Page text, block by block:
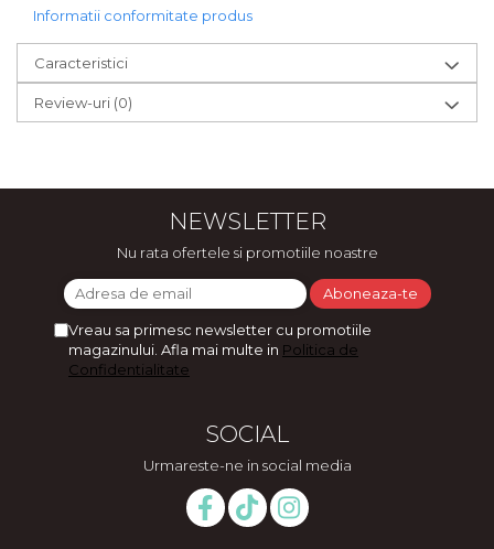
Informatii conformitate produs
Caracteristici
Review-uri (0)
NEWSLETTER
Nu rata ofertele si promotiile noastre
Vreau sa primesc newsletter cu promotiile
magazinului. Afla mai multe in Politica de
Confidentialitate
SOCIAL
Urmareste-ne in social media